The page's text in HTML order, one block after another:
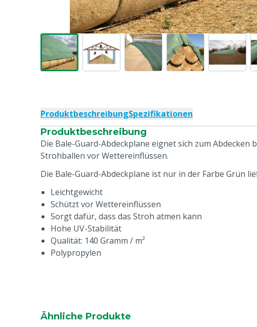
ProduktbeschreibungSpezifikationen
Produktbeschreibung
Die Bale-Guard-Abdeckplane eignet sich zum Abdecken
Strohballen vor Wettereinflüssen.
Die Bale-Guard-Abdeckplane ist nur in der Farbe Grün
Leichtgewicht
Schützt vor Wettereinflüssen
Sorgt dafür, dass das Stroh atmen kann
Hohe UV-Stabilität
Qualität: 140 Gramm / m²
Polypropylen
Ähnliche Produkte